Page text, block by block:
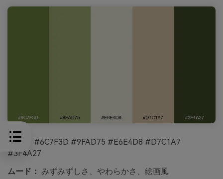
HEX：
#6C7F3D #9FAD75 #E6E4D8 #D7C1A7
#3F4A27
ムード： みずみずしさ、やわらかさ、絵画風